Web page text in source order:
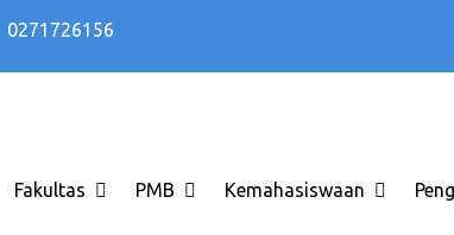
0271726156
Fakultas PMB Kemahasiswaan